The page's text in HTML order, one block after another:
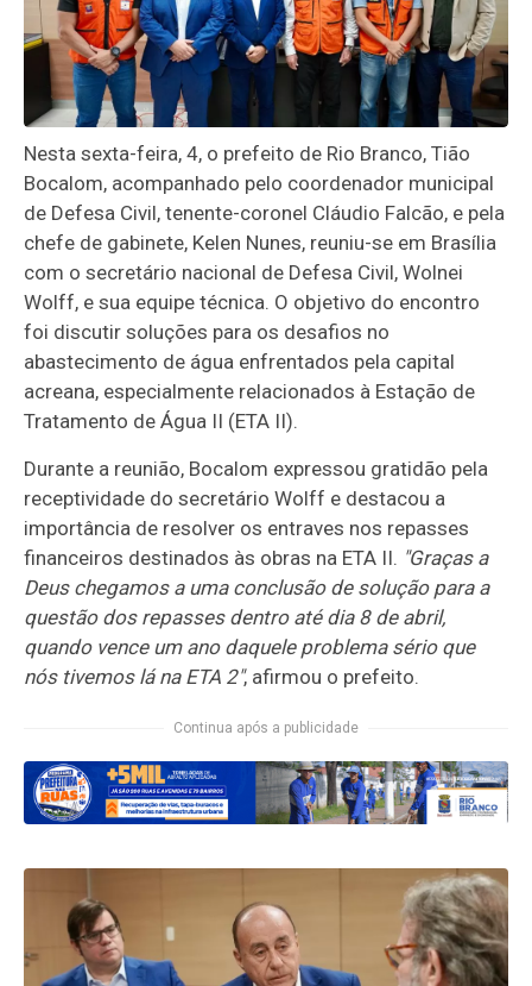
Nesta sexta-feira, 4, o prefeito de Rio Branco, Tião
Bocalom, acompanhado pelo coordenador municipal
de Defesa Civil, tenente-coronel Cláudio Falcão, e pela
chefe de gabinete, Kelen Nunes, reuniu-se em Brasília
com o secretário nacional de Defesa Civil, Wolnei
Wolff, e sua equipe técnica. O objetivo do encontro
foi discutir soluções para os desafios no
abastecimento de água enfrentados pela capital
acreana, especialmente relacionados à Estação de
Tratamento de Água II (ETA II).​
Durante a reunião, Bocalom expressou gratidão pela
receptividade do secretário Wolff e destacou a
importância de resolver os entraves nos repasses
financeiros destinados às obras na ETA II. "Graças a
Deus chegamos a uma conclusão de solução para a
questão dos repasses dentro até dia 8 de abril,
quando vence um ano daquele problema sério que
nós tivemos lá na ETA 2", afirmou o prefeito.​
Continua após a publicidade